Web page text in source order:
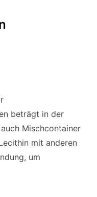
beträgt in der
Mischcontainer
mit anderen
um